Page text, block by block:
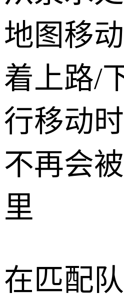
地图移
着上路/
行移动
不再会
里
在匹配